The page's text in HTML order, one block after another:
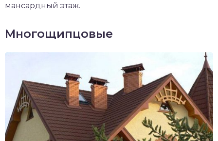
мансардный этаж.
Многощипцовые